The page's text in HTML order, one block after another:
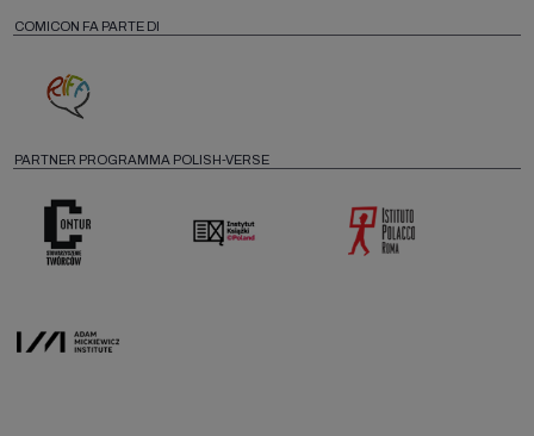
COMICON FA PARTE DI
PARTNER PROGRAMMA POLISH-VERSE